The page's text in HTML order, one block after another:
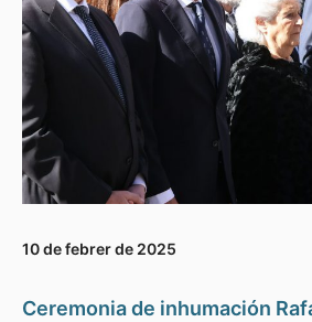
10 de febrer de 2025
Ceremonia de inhumación